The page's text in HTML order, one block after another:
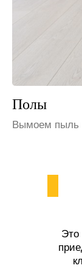
Шкафы и
Избавим от
Это